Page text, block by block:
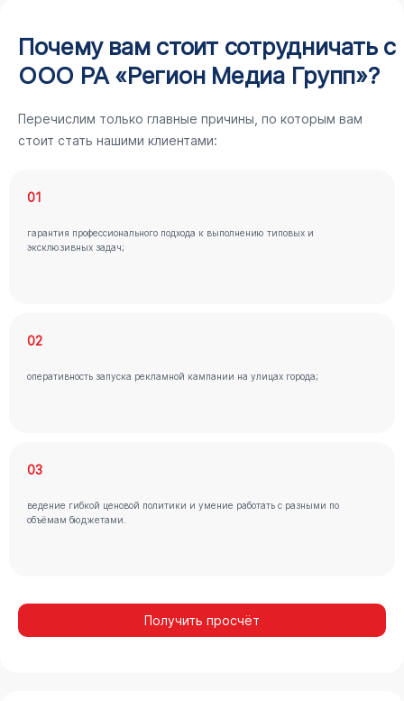
Почему вам стоит сотрудничать с
ООО РА «Регион Медиа Групп»?
Перечислим только главные причины, по которым вам
стоит стать нашими клиентами:
01
гарантия профессионального подхода к выполнению типовых и
эксклюзивных задач;
02
оперативность запуска рекламной кампании на улицах города;
03
ведение гибкой ценовой политики и умение работать с разными по
объёмам бюджетами.
Получить просчёт